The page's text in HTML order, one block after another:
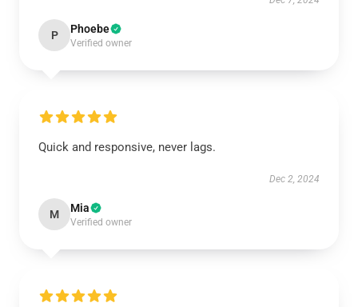
P Phoebe
Verified owner
Quick and responsive, never lags.
Dec 2, 2024
M Mia
Verified owner